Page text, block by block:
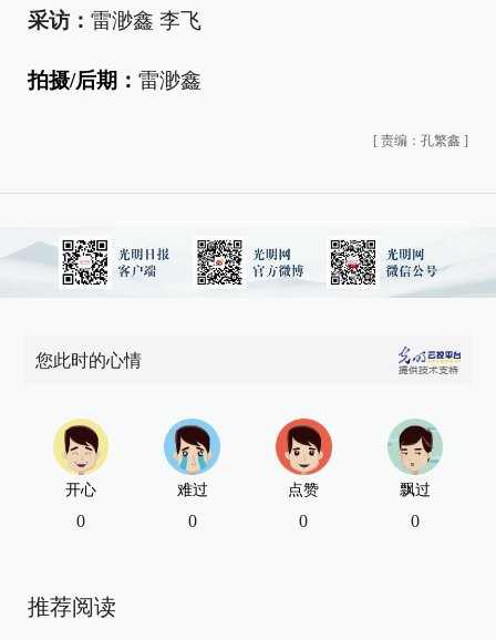
采访： 雷渺鑫 李飞
拍摄/后期： 雷渺鑫
[ 责编：孔繁鑫 ]
您此时的心情
开心
0
难过
0
点赞
0
飘过
0
推荐阅读